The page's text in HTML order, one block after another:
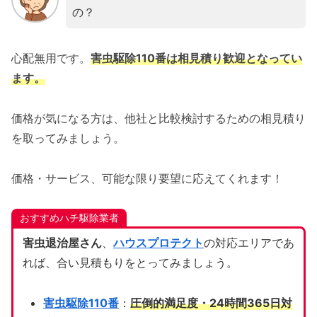
の？
心配無用です。 害虫駆除110番は相見積り歓迎となってい
ます。
価格が気になる方は、他社と比較検討するための相見積り
を取ってみましょう。
価格・サービス、可能な限り要望に応えてくれます！
おすすめハチ駆除業者
害虫退治屋さん、ハウスプロテクトの対応エリアであ
れば、合い見積もりをとってみましょう。
害虫駆除110番： 圧倒的満足度・24時間365日対